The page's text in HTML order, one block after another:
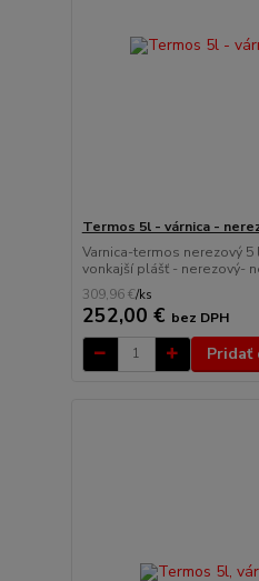
Termos 5l - várnica -
Varnica-termos nerezový
vonkajší plášť - nerezový-
309,96 €/ks
252,00 € bez DPH
Pridať